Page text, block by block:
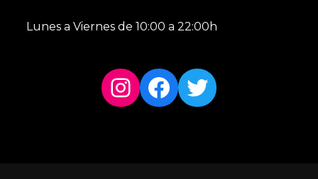
Lunes a Viernes de 10:00 a 22:00h